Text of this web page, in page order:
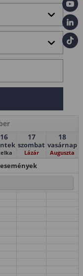
16 17
szombat
Lázár
18
vasárnap
Auguszta
események